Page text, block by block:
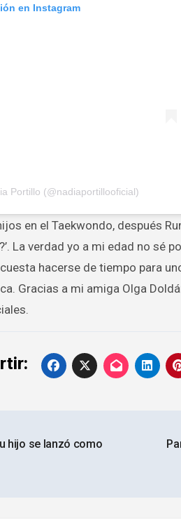
en Instagram
Portillo (@nadiaportillooficial)
en el Taekwondo, después
La verdad yo a mi edad no sé
hacerse de tiempo para
Gracias a mi amiga Olga
hijo se lanzó como